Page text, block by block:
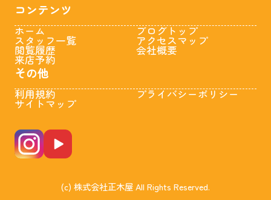
コンテンツ
ホーム
スタッフ一覧
閲覧履歴
来店予約
ブログトップ
アクセスマップ
会社概要
その他
利用規約
サイトマップ
プライバシーポリシー
(c) 株式会社正木屋 All Rights Reserved.